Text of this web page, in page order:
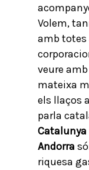
Volem,
amb totes
veure
mateixa
els llaços
parla
Catalunya
Andorra
riquesa